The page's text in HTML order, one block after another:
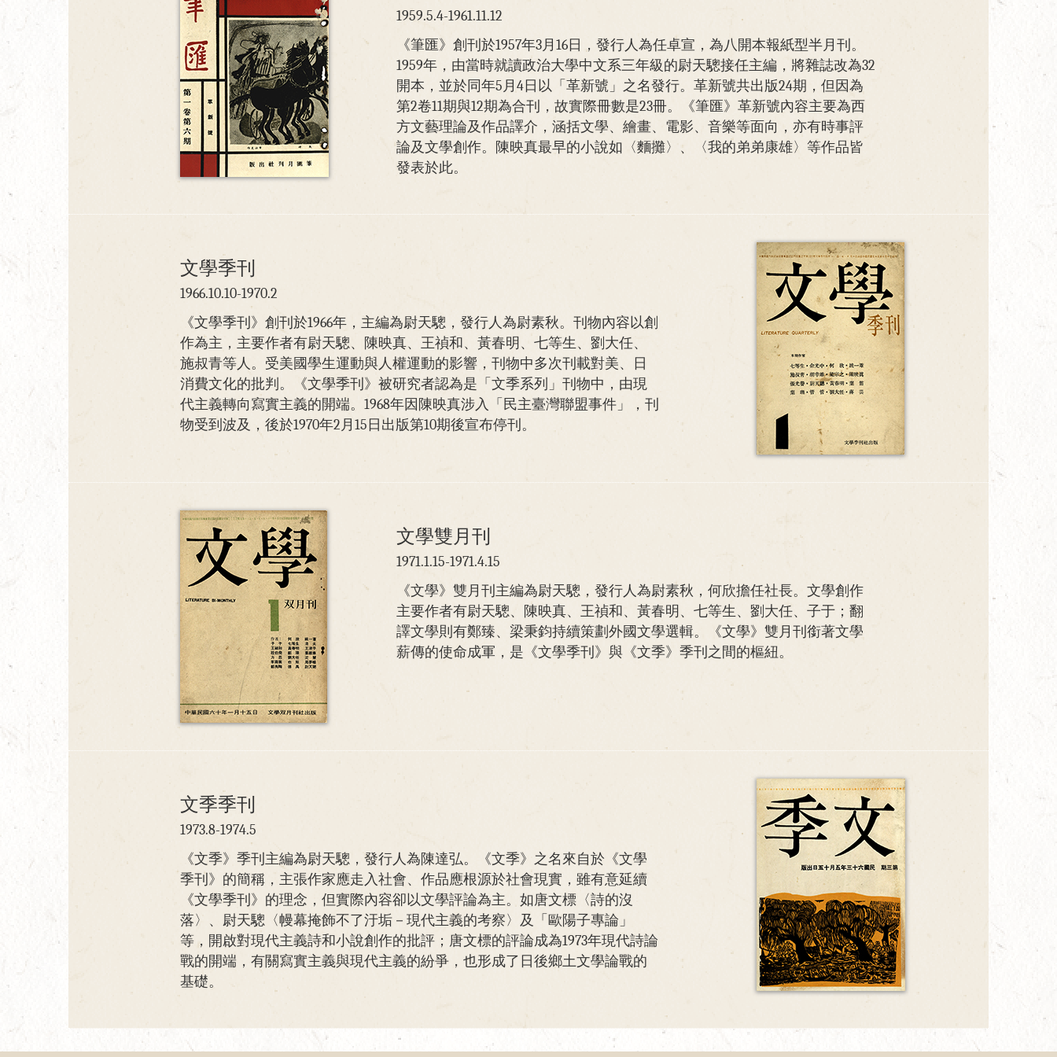
1959.5.4-1961.11.12
《筆匯》創刊於1957年3月16日，發行人為任卓宣，為八開本報紙型半月刊。
1959年，由當時就讀政治大學中文系三年級的尉天驄接任主編，將雜誌改為32
開本，並於同年5月4日以「革新號」之名發行。革新號共出版24期，但因為
第2卷11期與12期為合刊，故實際冊數是23冊。《筆匯》革新號內容主要為西
方文藝理論及作品譯介，涵括文學、繪畫、電影、音樂等面向，亦有時事評
論及文學創作。陳映真最早的小說如〈麵攤〉、〈我的弟弟康雄〉等作品皆
發表於此。
文學季刊
1966.10.10-1970.2
《文學季刊》創刊於1966年，主編為尉天驄，發行人為尉素秋。刊物內容以創
作為主，主要作者有尉天驄、陳映真、王禎和、黃春明、七等生、劉大任、
施叔青等人。受美國學生運動與人權運動的影響，刊物中多次刊載對美、日
消費文化的批判。《文學季刊》被研究者認為是「文季系列」刊物中，由現
代主義轉向寫實主義的開端。1968年因陳映真涉入「民主臺灣聯盟事件」，刊
物受到波及，後於1970年2月15日出版第10期後宣布停刊。
文學雙月刊
1971.1.15-1971.4.15
《文學》雙月刊主編為尉天驄，發行人為尉素秋，何欣擔任社長。文學創作
主要作者有尉天驄、陳映真、王禎和、黃春明、七等生、劉大任、子于；翻
譯文學則有鄭臻、梁秉鈞持續策劃外國文學選輯。《文學》雙月刊銜著文學
薪傳的使命成軍，是《文學季刊》與《文季》季刊之間的樞紐。
文季季刊
1973.8-1974.5
《文季》季刊主編為尉天驄，發行人為陳達弘。《文季》之名來自於《文學
季刊》的簡稱，主張作家應走入社會、作品應根源於社會現實，雖有意延續
《文學季刊》的理念，但實際內容卻以文學評論為主。如唐文標〈詩的沒
落〉、尉天驄〈幔幕掩飾不了汙垢－現代主義的考察〉及「歐陽子專論」
等，開啟對現代主義詩和小說創作的批評；唐文標的評論成為1973年現代詩論
戰的開端，有關寫實主義與現代主義的紛爭，也形成了日後鄉土文學論戰的
基礎。